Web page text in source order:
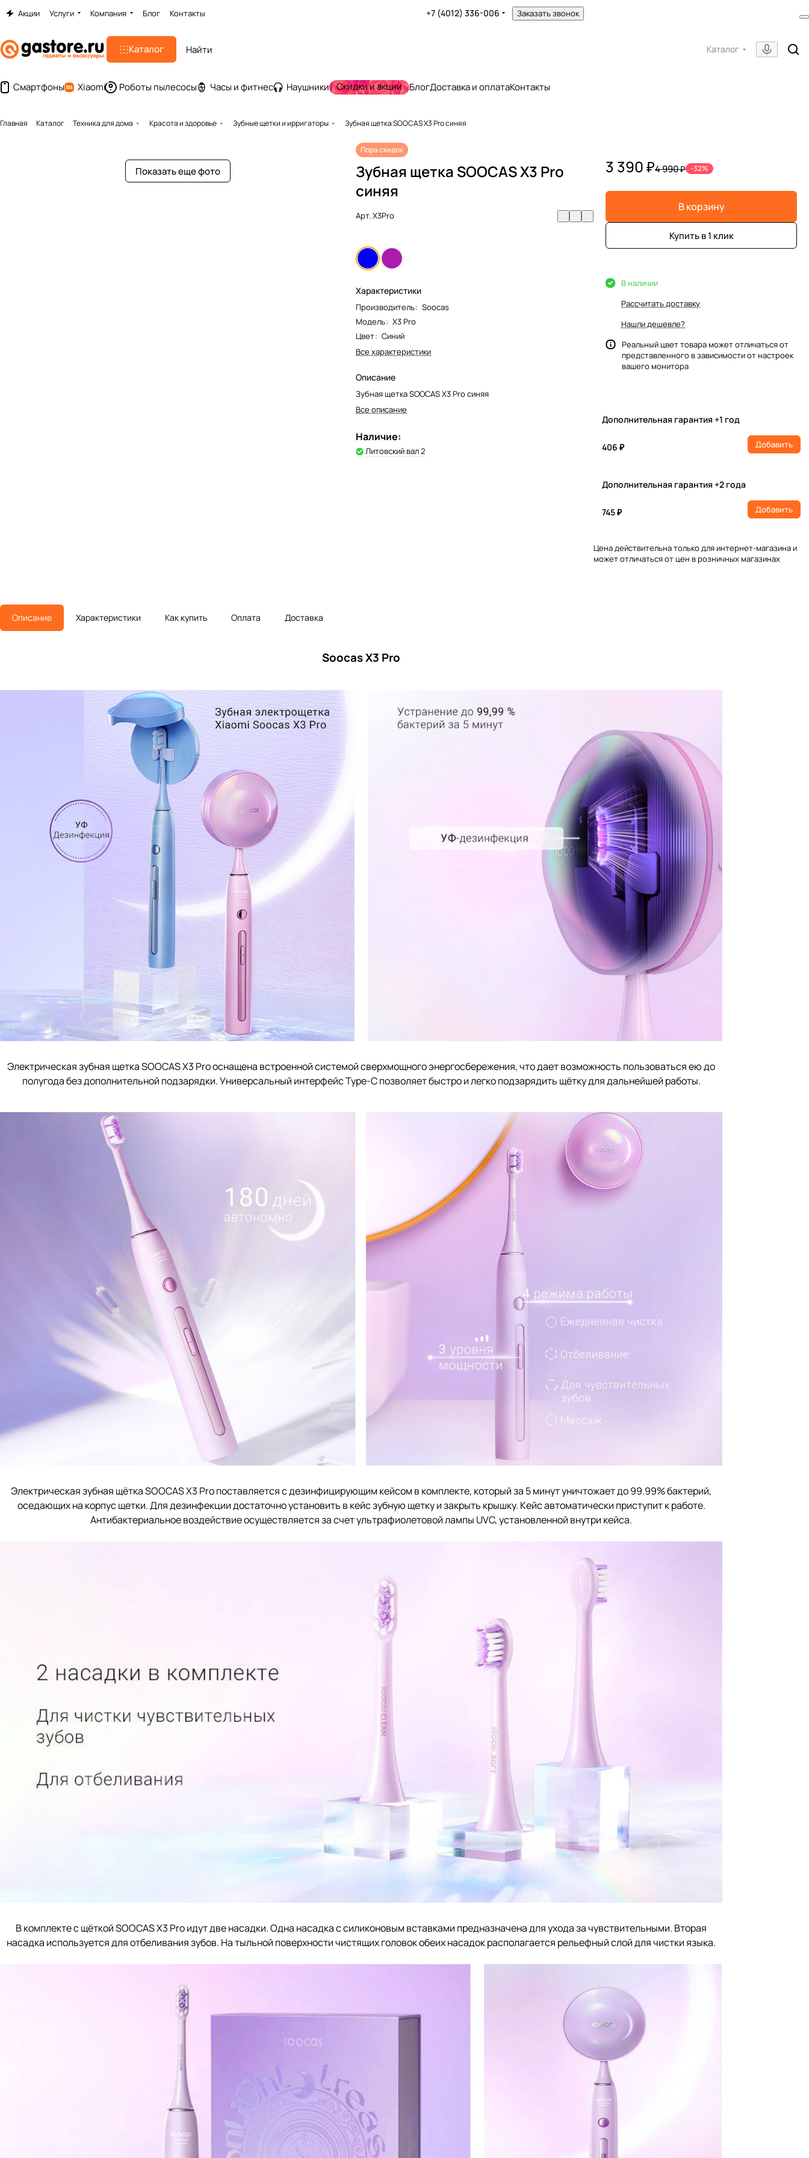
Акции Услуги Компания Блог Контакты +7 (4012) 336-006 Заказать звонок
Каталог Каталог
Смартфоны Xiaomi Роботы пылесосы Часы и фитнес Наушники Скидки и акции БлогДоставка и оплатаКонтакты
Главная Каталог Техника для дома Красота и здоровье Зубные щетки и ирригаторы Зубная щетка SOOCAS X3 Pro синяя
Показать еще фото
Пора скидок
Зубная щетка SOOCAS X3 Pro
синяя
Арт.X3Pro
Характеристики
Производитель: Soocas
Модель: X3 Pro
Цвет: Синий
Все характеристики
Описание
Зубная щетка SOOCAS X3 Pro синяя
Все описание
Наличие:
Литовский вал 2
3 390 ₽4 990 ₽ -32%
В корзину
Купить в 1 клик
В наличии
Рассчитать доставку
Нашли дешевле?
Реальный цвет товара может отличаться от
представленного в зависимости от настроек
вашего монитора
Дополнительная гарантия +1 год
406 ₽ Добавить
Дополнительная гарантия +2 года
745 ₽ Добавить
Цена действительна только для интернет-магазина и
может отличаться от цен в розничных магазинах
Описание Характеристики Как купить Оплата Доставка
Soocas X3 Pro
Электрическая зубная щетка SOOCAS X3 Pro оснащена встроенной системой сверхмощного энергосбережения, что дает возможность пользоваться ею до
полугода без дополнительной подзарядки. Универсальный интерфейс Type-C позволяет быстро и легко подзарядить щётку для дальнейшей работы.
Электрическая зубная щётка SOOCAS X3 Pro поставляется с дезинфицирующим кейсом в комплекте, который за 5 минут уничтожает до 99.99% бактерий,
оседающих на корпус щетки. Для дезинфекции достаточно установить в кейс зубную щетку и закрыть крышку. Кейс автоматически приступит к работе.
Антибактериальное воздействие осуществляется за счет ультрафиолетовой лампы UVC, установленной внутри кейса.
В комплекте с щёткой SOOCAS X3 Pro идут две насадки. Одна насадка с силиконовым вставками предназначена для ухода за чувствительными. Вторая
насадка используется для отбеливания зубов. На тыльной поверхности чистящих головок обеих насадок располагается рельефный слой для чистки языка.